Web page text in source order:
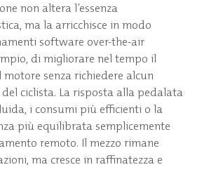
non altera l’essenza
ma la arricchisce in modo
software over-the-air
di migliorare nel tempo il
senza richiedere alcun
ciclista. La risposta alla pedalata
i consumi più efficienti o la
più equilibrata semplicemente
remoto. Il mezzo rimane
ma cresce in raffinatezza e